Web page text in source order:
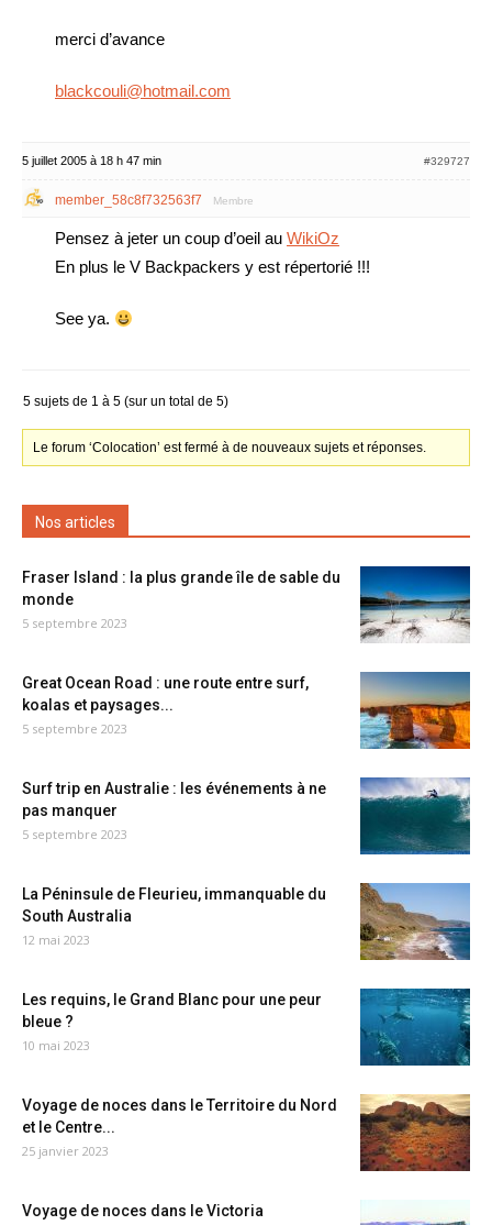
merci d’avance
blackcouli@hotmail.com
5 juillet 2005 à 18 h 47 min #329727
member_58c8f732563f7 Membre
Pensez à jeter un coup d’oeil au WikiOz
En plus le V Backpackers y est répertorié !!!
See ya.
5 sujets de 1 à 5 (sur un total de 5)
Le forum ‘Colocation’ est fermé à de nouveaux sujets et réponses.
Nos articles
Fraser Island : la plus grande île de sable du
monde
5 septembre 2023
Great Ocean Road : une route entre surf,
koalas et paysages...
5 septembre 2023
Surf trip en Australie : les événements à ne
pas manquer
5 septembre 2023
La Péninsule de Fleurieu, immanquable du
South Australia
12 mai 2023
Les requins, le Grand Blanc pour une peur
bleue ?
10 mai 2023
Voyage de noces dans le Territoire du Nord
et le Centre...
25 janvier 2023
Voyage de noces dans le Victoria